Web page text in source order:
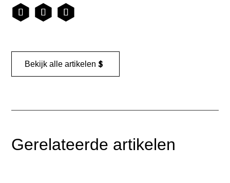
Bekijk alle artikelen
Gerelateerde artikelen